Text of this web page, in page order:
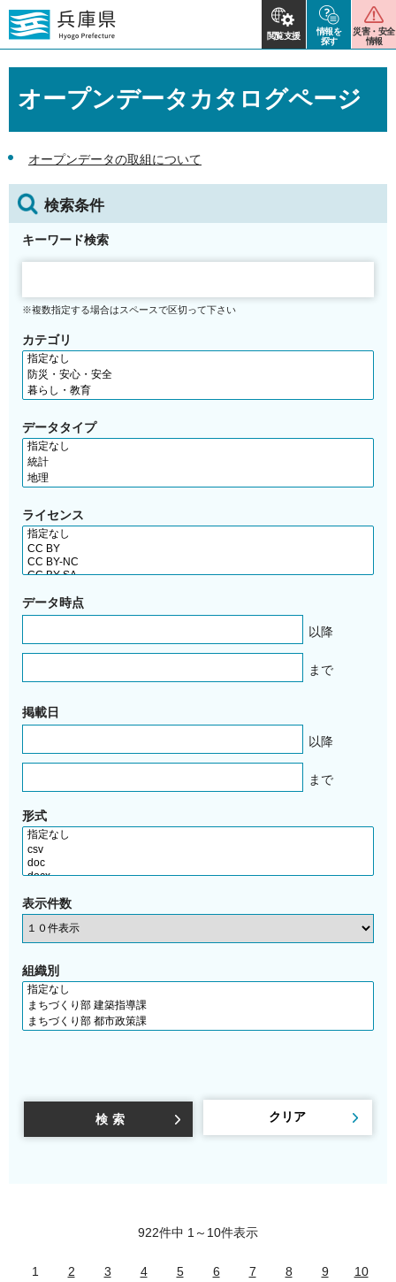
閲覧支援
情報を
探す
災害・安全
情報
オープンデータカタログページ
オープンデータの取組について
検索条件
キーワード検索
※複数指定する場合はスペースで区切って下さい
カテゴリ
データタイプ
ライセンス
データ時点
以降
まで
掲載日
以降
まで
形式
表示件数
組織別
922件中 1～10件表示
1 2 3 4 5 6 7 8 9
10